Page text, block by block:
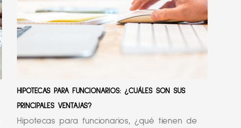
HIPOTECAS PARA FUNCIONARIOS: ¿CUÁLES SON SUS
PRINCIPALES VENTAJAS?
Hipotecas para funcionarios, ¿qué tienen de